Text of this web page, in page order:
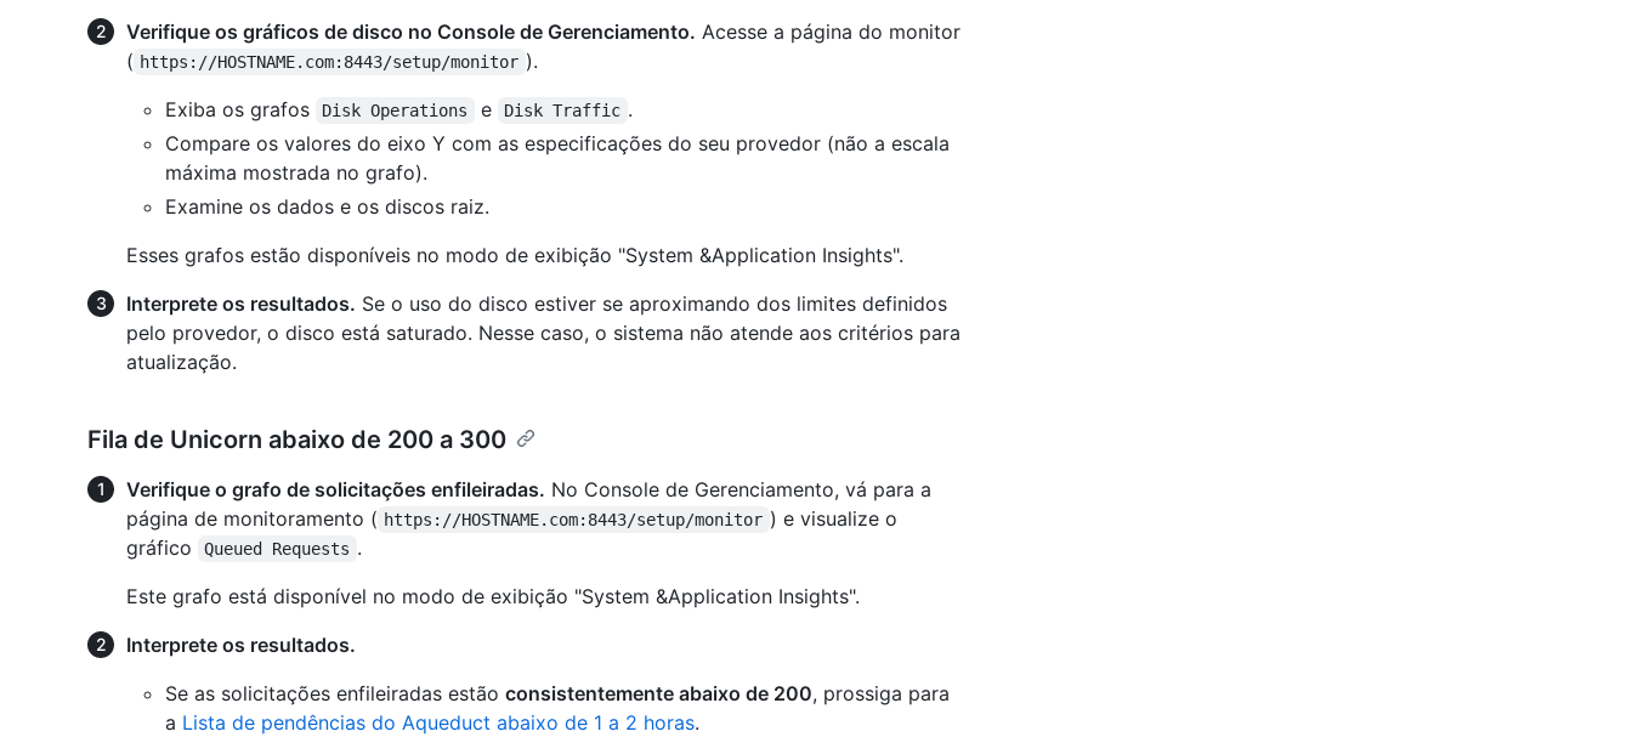
Verifique os gráficos de disco no Console de Gerenciamento. Acesse a página do monitor
( https://HOSTNAME.com:8443/setup/monitor ).
Exiba os grafos
Disk Operations e Disk Traffic .
Compare os valores do eixo Y com as especificações do seu provedor (não a escala
máxima mostrada no grafo).
Examine os dados e os discos raiz.
Esses grafos estão disponíveis no modo de exibição "System &Application Insights".
Interprete os resultados. Se o uso do disco estiver se aproximando dos limites definidos
pelo provedor, o disco está saturado. Nesse caso, o sistema não atende aos critérios para
atualização.
Fila de Unicorn abaixo de 200 a 300
Verifique o grafo de solicitações enfileiradas. No Console de Gerenciamento, vá para a
página de monitoramento ( https://HOSTNAME.com:8443/setup/monitor ) e visualize o
gráfico
Queued Requests .
Este grafo está disponível no modo de exibição "System &Application Insights".
Interprete os resultados.
Se as solicitações enfileiradas estão consistentemente abaixo de 200, prossiga para
a Lista de pendências do Aqueduct abaixo de 1 a 2 horas.